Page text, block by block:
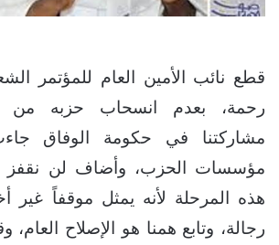
قطع نائب الأمين العام للمؤتمر
رحمة، بعدم انسحاب حزبه من
مشاركتنا في حكومة الوفاق
مؤسسات الحزب، وأضاف لن نقفز
هذه المرحلة لأنه يمثل موقفاً غير
رجالة، وتابع همنا هو الإصلاح